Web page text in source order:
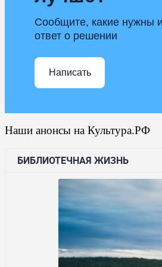
Сообщите, какие нужны
ответ о решении
Написать
Наши анонсы на Культура.РФ